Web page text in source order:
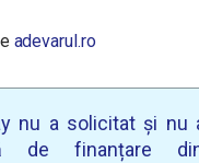
adevarul.ro
nu a solicitat și nu
de finanțare